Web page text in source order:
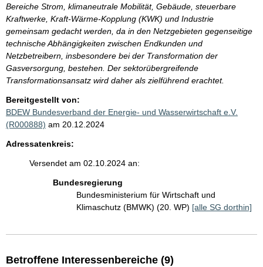
Bereiche Strom, klimaneutrale Mobilität, Gebäude, steuerbare
Kraftwerke, Kraft-Wärme-Kopplung (KWK) und Industrie
gemeinsam gedacht werden, da in den Netzgebieten gegenseitige
technische Abhängigkeiten zwischen Endkunden und
Netzbetreibern, insbesondere bei der Transformation der
Gasversorgung, bestehen. Der sektorübergreifende
Transformationsansatz wird daher als zielführend erachtet.
Bereitgestellt von:
BDEW Bundesverband der Energie- und Wasserwirtschaft e.V.
(R000888) am 20.12.2024
Adressatenkreis:
Versendet am 02.10.2024 an:
Bundesregierung
Bundesministerium für Wirtschaft und
Klimaschutz (BMWK) (20. WP) [alle SG dorthin]
Betroffene Interessenbereiche (9)